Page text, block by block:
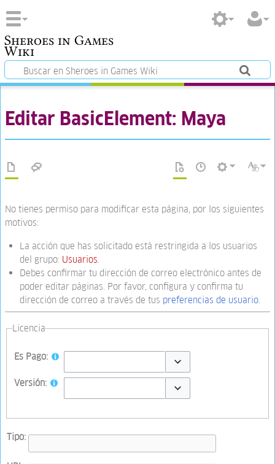
Sheroes in Games
Wiki
Editar BasicElement: Maya
No tienes permiso para modificar esta página, por los siguientes
motivos:
La acción que has solicitado está restringida a los usuarios
del grupo: Usuarios
Debes confirmar tu dirección de correo electrónico antes de
poder editar páginas. Por favor, configura y confirma tu
dirección de correo a través de tus preferencias de usuario
Licencia
Es Pago:
Toggle options
Versión:
Tipo: